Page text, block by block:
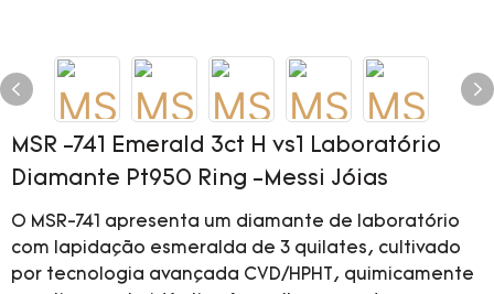
MSR -741 Emerald 3ct H vs1 Laboratório
Diamante Pt950 Ring -Messi Jóias
O MSR-741 apresenta um diamante de laboratório
com lapidação esmeralda de 3 quilates, cultivado
por tecnologia avançada CVD/HPHT, quimicamente